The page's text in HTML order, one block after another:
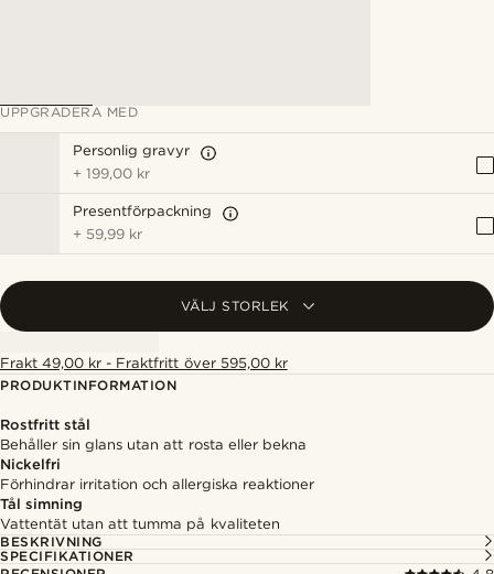
UPPGRADERA MED
Personlig gravyr
+199,00 kr
Presentförpackning
+ 59,99 kr
VÄLJ STORLEK
Frakt 49,00 kr - Fraktfritt över 595,00 kr
PRODUKTINFORMATION
Rostfritt stål
Behåller sin glans utan att rosta eller bekna
Nickelfri
Förhindrar irritation och allergiska reaktioner
Tål simning
Vattentät utan att tumma på kvaliteten
BESKRIVNING
SPECIFIKATIONER